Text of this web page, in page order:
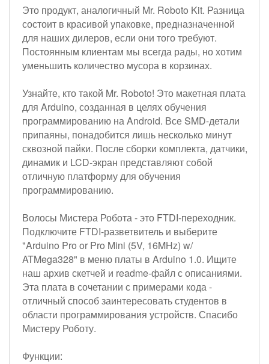
Это продукт, аналогичный Mr. Roboto Kit. Разница
состоит в красивой упаковке, предназначенной
для наших дилеров, если они того требуют.
Постоянным клиентам мы всегда рады, но хотим
уменьшить количество мусора в корзинах.
Узнайте, кто такой Mr. Roboto! Это макетная плата
для Arduino, созданная в целях обучения
программированию на Android. Все SMD-детали
припаяны, понадобится лишь несколько минут
сквозной пайки. После сборки комплекта, датчики,
динамик и LCD-экран представляют собой
отличную платформу для обучения
программированию.
Волосы Мистера Робота - это FTDI-переходник.
Подключите FTDI-разветвитель и выберите
"Arduino Pro or Pro Mini (5V, 16MHz) w/
ATMega328" в меню платы в Arduino 1.0. Ищите
наш архив скетчей и readme-файл с описаниями.
Эта плата в сочетании с примерами кода -
отличный способ заинтересовать студентов в
области программирования устройств. Спасибо
Мистеру Роботу.
Функции: